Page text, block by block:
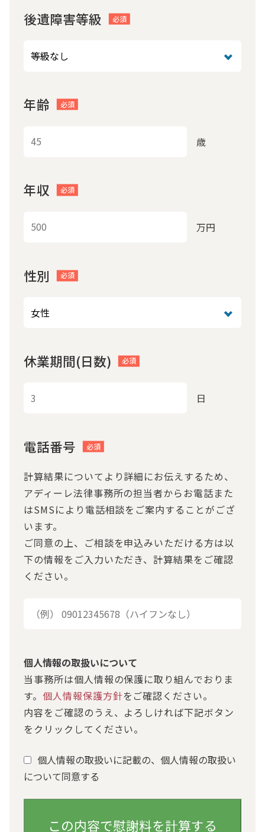
後遺障害等級
年齢
歳
年収
万円
性別
休業期間(日数)
日
電話番号
計算結果についてより詳細にお伝えするため、
アディーレ法律事務所の担当者からお電話また
はSMSにより電話相談をご案内することがござ
います。
ご同意の上、ご相談を申込みいただける方は以
下の情報をご入力いただき、計算結果をご確認
ください。
個人情報の取扱いについて
当事務所は個人情報の保護に取り組んでおりま
す。 個人情報保護方針をご確認ください。
内容をご確認のうえ、よろしければ下記ボタン
をクリックしてください。
個人情報の取扱いに記載の、個人情報の取扱い
について同意する
この内容で慰謝料を計算する